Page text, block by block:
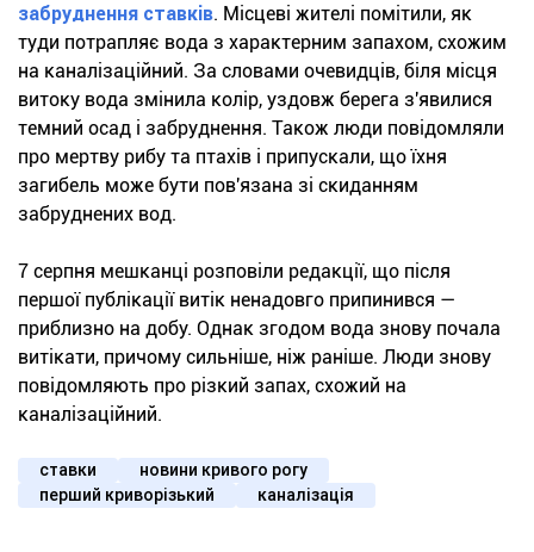
забруднення ставків. Місцеві жителі помітили, як
туди потрапляє вода з характерним запахом, схожим
на каналізаційний. За словами очевидців, біля місця
витоку вода змінила колір, уздовж берега з'явилися
темний осад і забруднення. Також люди повідомляли
про мертву рибу та птахів і припускали, що їхня
загибель може бути пов'язана зі скиданням
забруднених вод.
7 серпня мешканці розповіли редакції, що після
першої публікації витік ненадовго припинився —
приблизно на добу. Однак згодом вода знову почала
витікати, причому сильніше, ніж раніше. Люди знову
повідомляють про різкий запах, схожий на
каналізаційний.
ставки
новини кривого рогу
перший криворізький
каналізація